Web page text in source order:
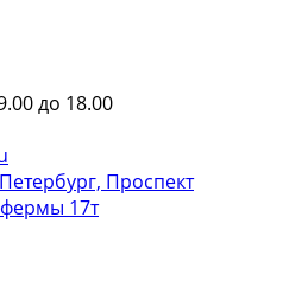
до 18.00
Проспект
17т